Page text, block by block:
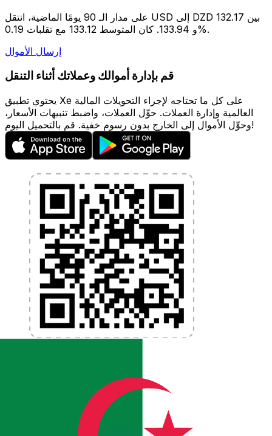
على مدار الـ 90 يومًا الماضية، انتقل USD إلى DZD بين 132.17
و 133.94. كان المتوسط 133.12 مع تقلبات 0.19%.
إرسال الأموال
قم بإدارة أموالك وعملاتك أثناء التنقل
يحتوي تطبيق Xe على كل ما تحتاجه لإجراء التحويلات المالية
العالمية وإدارة العملات. حوِّل العملات، واضبط تنبيهات الأسعار،
وحوِّل الأموال إلى الخارج بدون رسوم خفية. قم بالتحميل اليوم!